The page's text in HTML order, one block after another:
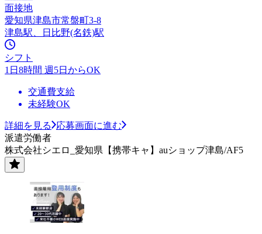
面接地
愛知県津島市常盤町3-8
津島駅、日比野(名鉄)駅
シフト
1日8時間 週5日からOK
交通費支給
未経験OK
詳細を見る
応募画面に進む
派遣労働者
株式会社シエロ_愛知県【携帯キャ】auショップ津島/AF5